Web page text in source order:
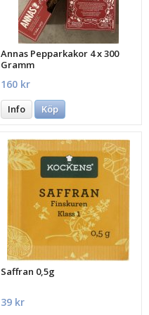
Annas Pepparkakor 4 x 300
Gramm
160 kr
Info Köp
Saffran 0,5g
39 kr